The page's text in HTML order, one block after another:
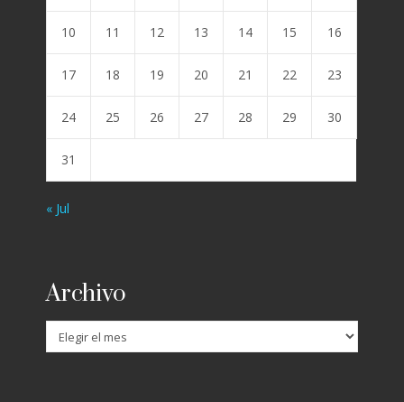
10 11 12 13 14 15 16
17 18 19 20 21 22 23
24 25 26 27 28 29 30
31
« Jul
Archivo
Archivo